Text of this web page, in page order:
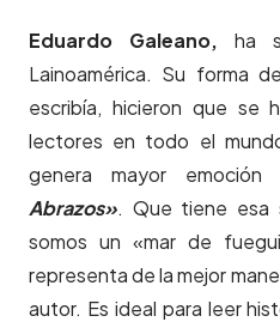
Eduardo Galeano,ha
Lainoamérica. Su forma
escribía, hicieron que se
lectores en todo el
genera mayor
Abrazos». Que tiene esa
somos un «mar de
representa de la mejor
autor. Es ideal para leer